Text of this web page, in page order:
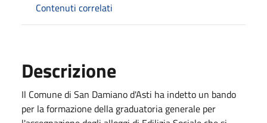
Contenuti correlati
Descrizione
Il Comune di San Damiano d'Asti ha indetto un bando
per la formazione della graduatoria generale per